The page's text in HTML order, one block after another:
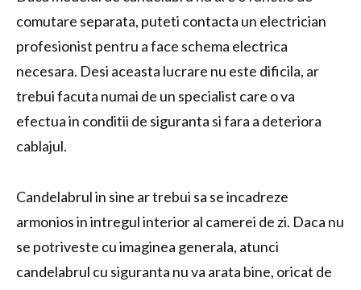
comutare separata, puteti contacta un electrician
profesionist pentru a face schema electrica
necesara. Desi aceasta lucrare nu este dificila, ar
trebui facuta numai de un specialist care o va
efectua in conditii de siguranta si fara a deteriora
cablajul.
Candelabrul in sine ar trebui sa se incadreze
armonios in intregul interior al camerei de zi. Daca nu
se potriveste cu imaginea generala, atunci
candelabrul cu siguranta nu va arata bine, oricat de